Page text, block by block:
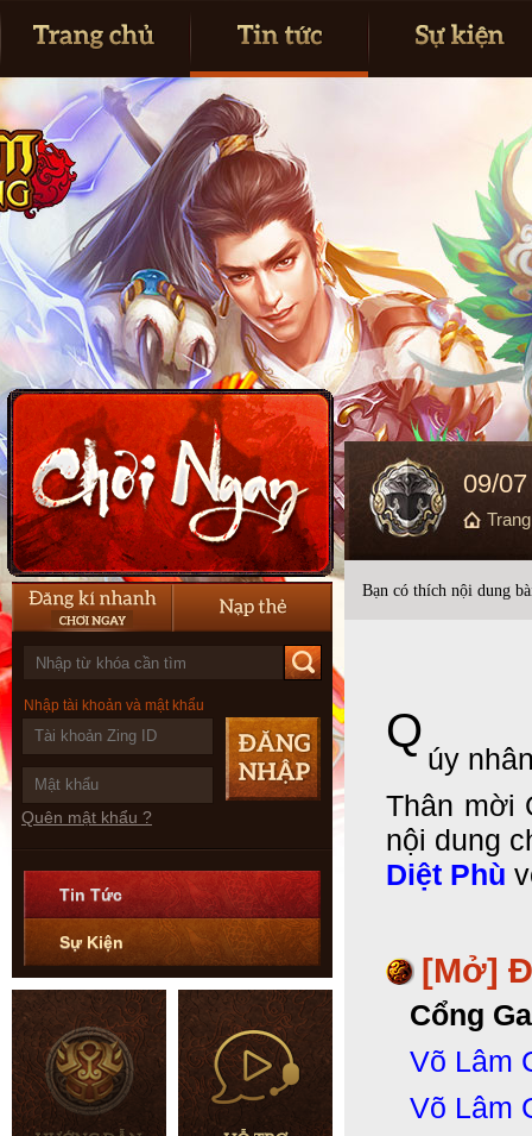
Nhập tài khoản và mật khẩu
Quên mật khẩu ?
Tin Tức
Sự Kiện
09/
Bạn có thích nội dung
Q
úy
Thân mời
nội dung
Diệt Phù
[Mở]
Cổng
Võ Lâm
Võ Lâm